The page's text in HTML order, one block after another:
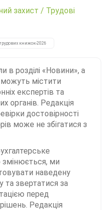
захист / Трудові
книжок-2026
в розділі «Новини», а
містити
експертів та
органів. Редакція
достовірності
може не збігатися з
змінюється, ми
наведену
та звертатися за
перед
Редакція